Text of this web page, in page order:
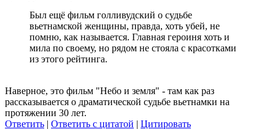
Был ещё фильм голливудский о судьбе
вьетнамской женщины, правда, хоть убей, не
помню, как называется. Главная героиня хоть и
мила по своему, но рядом не стояла с красотками
из этого рейтинга.
Наверное, это фильм "Небо и земля" - там как раз
рассказывается о драматической судьбе вьетнамки на
протяжении 30 лет.
Ответить | Ответить с цитатой | Цитировать